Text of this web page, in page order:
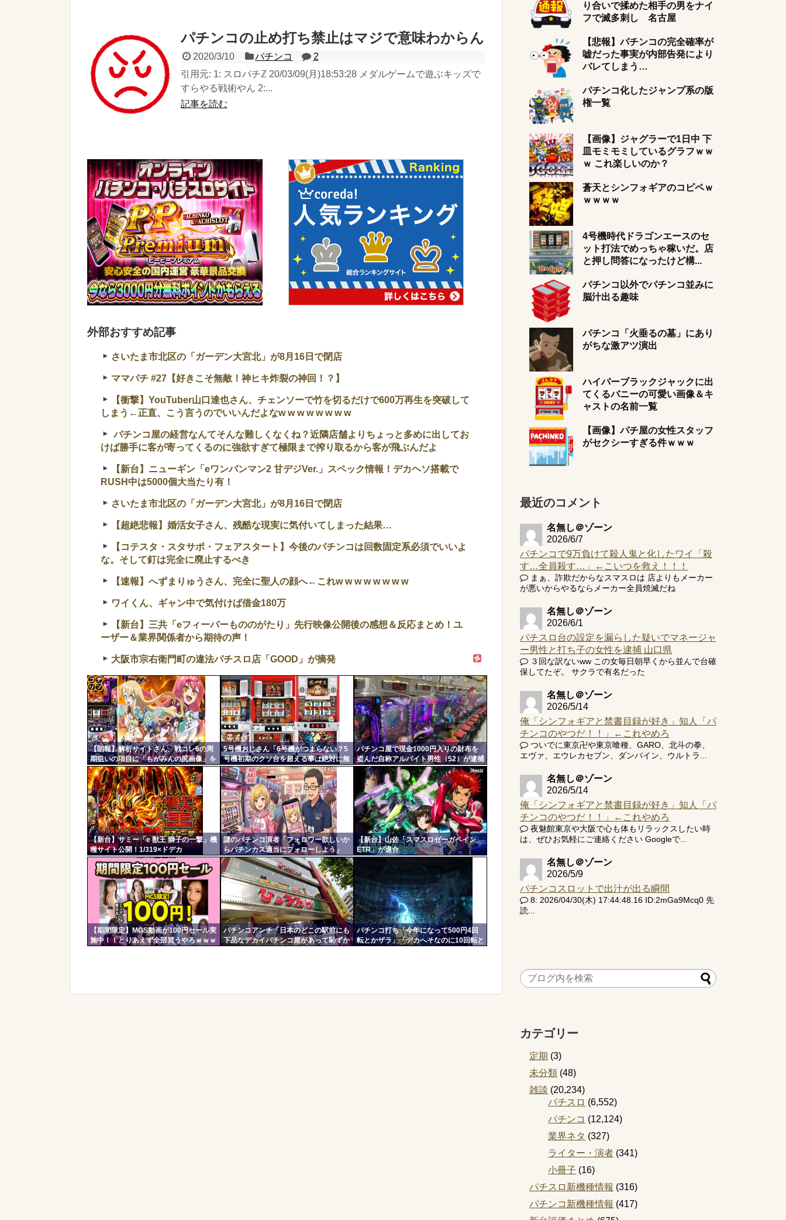
パチンコの止め打ち禁止はマジで意味わからん
2020/3/10 パチンコ
2
引用元: 1: スロパチℤ 20/03/09(月)18:53:28 メダルゲームで遊ぶキッズで
すらやる戦術やん 2:...
記事を読む
外部おすすめ記事
さいたま市北区の「ガーデン大宮北」が8月16日で閉店
ママパチ #27【好きこそ無敵！神ヒキ炸裂の神回！？】
【衝撃】YouTuber山口達也さん、チェンソーで竹を切るだけで600万再生を突破して
しまう←正直、こう言うのでいいんだよなw w w w w w w w
パチンコ屋の経営なんてそんな難しくなくね？近隣店舗よりちょっと多めに出してお
けば勝手に客が寄ってくるのに強欲すぎて極限まで搾り取るから客が飛ぶんだよ
【新台】ニューギン「eワンパンマン2 甘デジVer.」スペック情報！デカヘソ搭載で
RUSH中は5000個大当たり有！
さいたま市北区の「ガーデン大宮北」が8月16日で閉店
【超絶悲報】婚活女子さん、残酷な現実に気付いてしまった結果…
【コテスタ・スタサポ・フェアスタート】今後のパチンコは回数固定系必須でいいよ
な。そして釘は完全に廃止するべき
【速報】へずまりゅうさん、完全に聖人の顔へ←これw w w w w w w w
ワイくん、ギャン中で気付けば借金180万
【新台】三共「eフィーバーもののがたり」先行映像公開後の感想＆反応まとめ！ユ
ーザー＆業界関係者から期待の声！
大阪市宗右衛門町の違法パチスロ店「GOOD」が摘発
【朗報】解析サイトさん、戦コレ6の周
期狙いの項目に「もがみんの尻画像」を
採用
5号機おじさん「6号機がつまらない？5
号機初期のクソ台を超える事は絶対に無
理」
パチンコ屋で現金1000円入りの財布を
盗んだ自称アルバイト男性（52）が逮捕
される 男「何も言うことはないッ」
【新台】サミー「e 獣王 獅子の一撃」機
種サイト公開！1/319×ドデカ
STRAIGHT、右の1/2で平均9,800個のサ
バチャンに突入
謎のパチンコ演者「フォロワー欲しいか
らパチンカス適当にフォローしよう」
「フォロー返して来ないやつリムろ」←
これで何回もフォローしてくるのウザが
られてますよ
【新台】山佐「スマスロゼーガペイン
ETR」が適合
【期間限定】MGS動画が100円セール実
施中！！とりあえず全部買うやろｗｗｗ
パチンコアンチ「日本のどこの駅前にも
下品なデカイパチンコ屋があって恥ずか
パチンコ打ち「今年になって500円4回
転とかザラ」「デカへそなのに10回転と
コテ
リン
- 固
定リ
ンク
自動
更新
ツー
ル
り合いで揉めた相手の男をナイ
フで滅多刺し 名古屋
【悲報】パチンコの完全確率が
嘘だった事実が内部告発により
バレてしまう…
パチンコ化したジャンプ系の版
権一覧
【画像】ジャグラーで1日中 下
皿モミモミしているグラフｗｗ
ｗ これ楽しいのか？
蒼天とシンフォギアのコピペｗ
ｗｗｗｗ
4号機時代ドラゴンエースのセ
ット打法でめっちゃ稼いだ。店
と押し問答になったけど構...
パチンコ以外でパチンコ並みに
脳汁出る趣味
パチンコ「火垂るの墓」にあり
がちな激アツ演出
ハイパーブラックジャックに出
てくるバニーの可愛い画像＆キ
ャストの名前一覧
【画像】パチ屋の女性スタッフ
がセクシーすぎる件ｗｗｗ
最近のコメント
名無し＠ゾーン
2026/6/7
パチンコで9万負けて殺人鬼と化したワイ「殺
す…全員殺す…」←こいつを救え！！！
まぁ、詐欺だからなスマスロは 店よりもメーカー
が悪いからやるならメーカー全員焼滅だね
名無し＠ゾーン
2026/6/1
パチスロ台の設定を漏らした疑いでマネージャ
ー男性と打ち子の女性を逮捕 山口県
３回な訳ないww この女毎日朝早くから並んで台確
保してたぞ。 サクラで有名だった
名無し＠ゾーン
2026/5/14
俺「シンフォギアと禁書目録が好き」知人「パ
チンコのやつだ！！」←これやめろ
ついでに東京卍や東京喰種、GARO、北斗の拳、
エヴァ、エウレカセブン、ダンバイン、ウルトラ...
名無し＠ゾーン
2026/5/14
俺「シンフォギアと禁書目録が好き」知人「パ
チンコのやつだ！！」←これやめろ
夜魅館東京や大阪で心も体もリラックスしたい時
は、ぜひお気軽にご連絡ください Googleで...
名無し＠ゾーン
2026/5/9
パチンコスロットで出汁が出る瞬間
8: 2026/04/30(木) 17:44:48.16 ID:2mGa9Mcq0 先
読...
カテゴリー
定期 (3)
未分類 (48)
雑談 (20,234)
パチスロ (6,552)
パチンコ (12,124)
業界ネタ (327)
ライター・演者 (341)
小冊子 (16)
パチスロ新機種情報 (316)
パチンコ新機種情報 (417)